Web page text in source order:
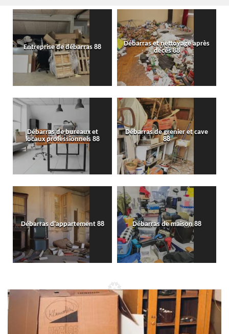
Entreprise de débarras 88
Débarras et nettoyage après
décès 88
Débarras de bureaux et
locaux professionnels 88
Débarras de grenier et cave
88
Débarras d'appartement 88 Débarras de maison 88